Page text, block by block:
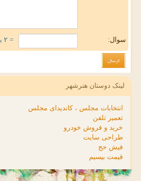
سوال: = ۲ بعلاوه ۱
لینک دوستان هنرشهر
انتخابات مجلس ، کاندیدای مجلس
تعمیر تلفن
خرید و فروش خودرو
طراحی سایت
فیش حج
قیمت بیسیم